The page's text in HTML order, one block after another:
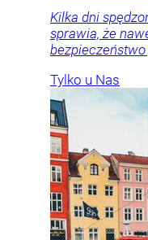
Kilka dni
sprawia, że
bezpieczeństwo
Tylko u Nas